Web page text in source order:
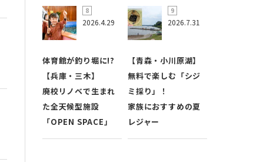
2026.4.29
体育館が釣り堀に!?
【兵庫・三木】
廃校リノベで生まれ
た全天候型施設
「OPEN SPACE」
2026.7.31
【青森・小川原湖】
無料で楽しむ「シジ
ミ採り」！
家族におすすめの夏
レジャー